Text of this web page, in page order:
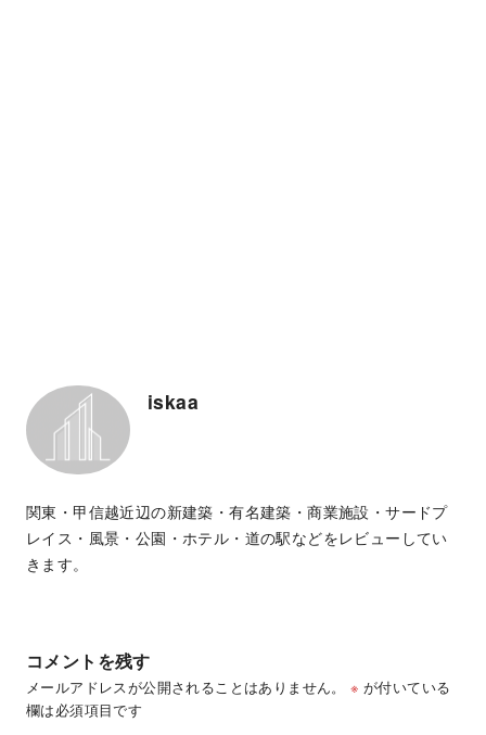
iskaa
関東・甲信越近辺の新建築・有名建築・商業施設・サードプ
レイス・風景・公園・ホテル・道の駅などをレビューしてい
きます。
コメントを残す
メールアドレスが公開されることはありません。 ※ が付いている
欄は必須項目です